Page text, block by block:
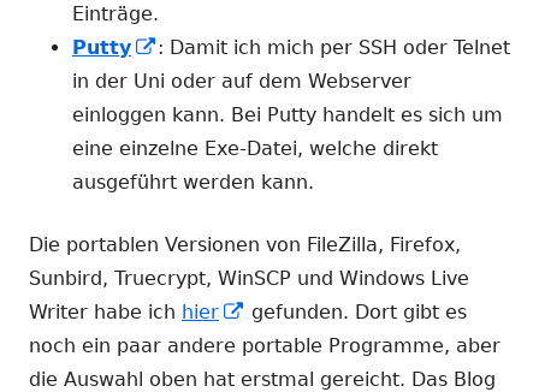
Einträge.
Putty
In
neuem
Fenster
öffnen
: Damit ich mich per SSH oder Telnet
in der Uni oder auf dem Webserver
einloggen kann. Bei Putty handelt es sich um
eine einzelne Exe-Datei, welche direkt
ausgeführt werden kann.
Die portablen Versionen von FileZilla, Firefox,
Sunbird, Truecrypt, WinSCP und Windows Live
Writer habe ich hier
In
neuem
Fenster
gefunden. Dort gibt es
noch ein paar andere portable Programme, aber
die Auswahl oben hat erstmal gereicht. Das Blog